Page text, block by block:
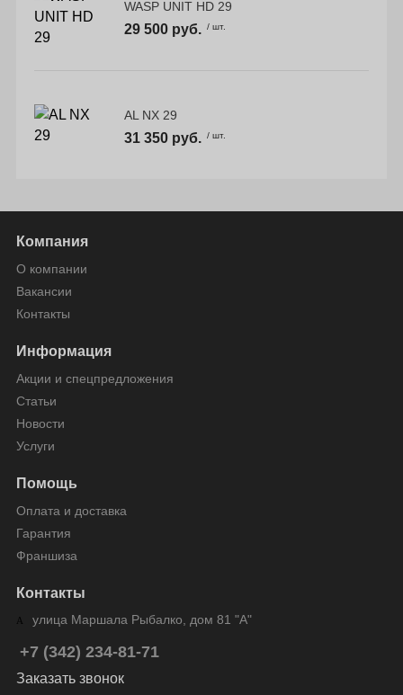
WASP UNIT HD 29
29 500 руб. / шт.
AL NX 29
31 350 руб. / шт.
Компания
О компании
Вакансии
Контакты
Информация
Акции и спецпредложения
Статьи
Новости
Услуги
Помощь
Оплата и доставка
Гарантия
Франшиза
Контакты
улица Маршала Рыбалко, дом 81 "А"
+7 (342) 234-81-71
Заказать звонок